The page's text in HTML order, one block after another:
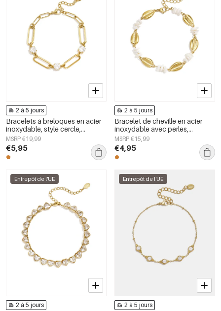
2 à 5 jours
Bracelets à breloques en acier
inoxydable, style cercle,
collection Daily Simple, bijoux
pour femmes
MSRP €19,99
€5,95
2 à 5 jours
Bracelet de cheville en acier
inoxydable avec perles,
collection Simple Daily Simple,
bijoux pour femmes
MSRP €15,99
€4,95
Entrepôt de l'UE
2 à 5 jours
Entrepôt de l'UE
2 à 5 jours